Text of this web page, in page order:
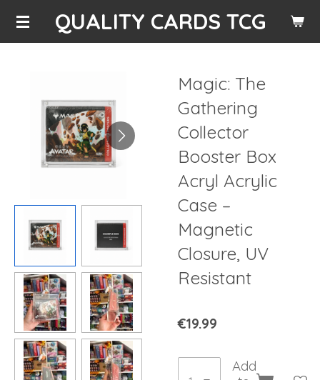
Skip
QUALITY CARDS TCG
Magic: The
Gathering
Collector
Booster Box
Acryl Acrylic
Case –
Magnetic
Closure, UV
Resistant
€19.99
Add